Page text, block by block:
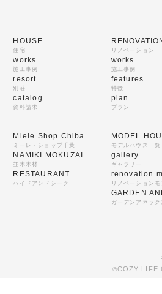
HOUSE
住宅
works
施工事例
resort
別荘
catalog
資料請求
リノベーション
works
施工事例
features
特徴
plan
プラン
Miele Shop Chiba
ミーレ・ショップ千葉
NAMIKI MOKUZAI
並木木材
RESTAURANT
ハイドアンドシーク
MODEL
モデルハウス一覧
gallery
ギャラリー
renovation
リノベーションモ
GARDEN
ガーデンアネック
©COZY LIFE